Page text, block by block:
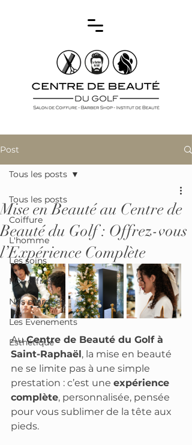
Post
Tous les posts
Coiffure
L'homme
Les soins
Nos offres
Nos marques
Les Evenements
Esthétique
Tous les posts
Mise en Beauté au Centre de
Beauté du Golf : Offrez-vous
l’Expérience Complète
Au Centre de Beauté du Golf à
Saint-Raphaël, la mise en beauté
ne se limite pas à une simple
prestation : c’est une expérience
complète, personnalisée, pensée
pour vous sublimer de la tête aux
pieds.